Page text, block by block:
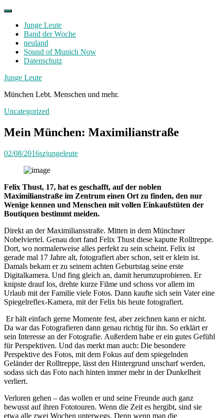
Skip
contentJunge Leute
Band der Woche
neuland
Sound of Munich Now
Datenschutz
Facebook
Twitter
Instagram
Junge Leute
München Lebt. Menschen und mehr.
Uncategorized
Mein München: Maximilianstraße
02/08/2016szjungeleute
Felix Thust, 17, hat es geschafft, auf der noblen
Maximilianstraße im Zentrum einen Ort zu finden, den nur
Wenige kennen und Menschen mit vollen Einkaufstüten der
Boutiquen bestimmt meiden.
Direkt an der Maximiliansstraße. Mitten in dem Münchner
Nobelviertel. Genau dort fand Felix Thust diese kaputte Rolltreppe.
Dort, wo normalerweise alles perfekt zu sein scheint. Felix ist
gerade mal 17 Jahre alt, fotografiert aber schon, seit er klein ist.
Damals bekam er zu seinem achten Geburtstag seine erste
Digitalkamera. Und fing gleich an, damit herumzuprobieren. Er
knipste drauf los, drehte kurze Filme und schoss vor allem im
Urlaub mit der Familie viele Fotos. Dann kaufte sich sein Vater eine
Spiegelreflex-Kamera, mit der Felix bis heute fotografiert.
Er hält einfach gerne Momente fest, aber zeichnen kann er nicht.
Da war das Fotografieren dann genau richtig für ihn. So erklärt er
sein Interesse an der Fotografie. Außerdem habe er ein gutes Gefühl
für Perspektiven. Und das merkt man auch: Die besondere
Perspektive des Fotos, mit dem Fokus auf dem spiegelnden
Geländer der Rolltreppe, lässt den Hintergrund unscharf werden,
sodass sich das Foto nach hinten immer mehr in der Dunkelheit
verliert.
Verloren gehen – das wollen er und seine Freunde auch ganz
bewusst auf ihren Fototouren. Wenn die Zeit es hergibt, sind sie
etwa alle zwei Wochen unterwegs. Denn wenn man die